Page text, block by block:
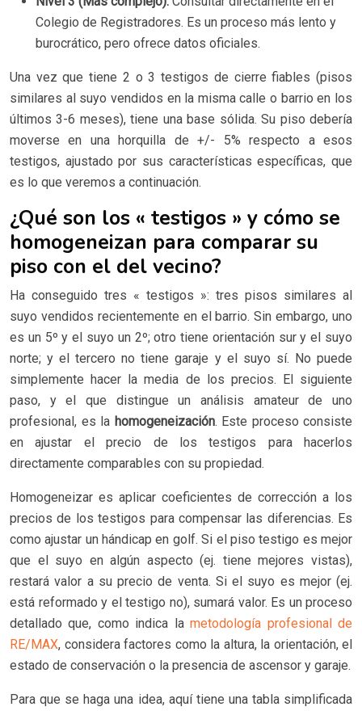
Colegio de Registradores. Es un proceso más lento y
burocrático, pero ofrece datos oficiales.
Una vez que tiene 2 o 3 testigos de cierre fiables (pisos
similares al suyo vendidos en la misma calle o barrio en los
últimos 3-6 meses), tiene una base sólida. Su piso debería
moverse en una horquilla de +/- 5% respecto a esos
testigos, ajustado por sus características específicas, que
es lo que veremos a continuación.
¿Qué son los « testigos » y cómo se
homogeneizan para comparar su
piso con el del vecino?
Ha conseguido tres « testigos »: tres pisos similares al
suyo vendidos recientemente en el barrio. Sin embargo, uno
es un 5º y el suyo un 2º; otro tiene orientación sur y el suyo
norte; y el tercero no tiene garaje y el suyo sí. No puede
simplemente hacer la media de los precios. El siguiente
paso, y el que distingue un análisis amateur de uno
profesional, es la homogeneización. Este proceso consiste
en ajustar el precio de los testigos para hacerlos
directamente comparables con su propiedad.
Homogeneizar es aplicar coeficientes de corrección a los
precios de los testigos para compensar las diferencias. Es
como ajustar un hándicap en golf. Si el piso testigo es mejor
que el suyo en algún aspecto (ej. tiene mejores vistas),
restará valor a su precio de venta. Si el suyo es mejor (ej.
está reformado y el testigo no), sumará valor. Es un proceso
detallado que, como indica lametodología profesional de
RE/MAX, considera factores como la altura, la orientación, el
estado de conservación o la presencia de ascensor y garaje.
Para que se haga una idea, aquí tiene una tabla simplificada